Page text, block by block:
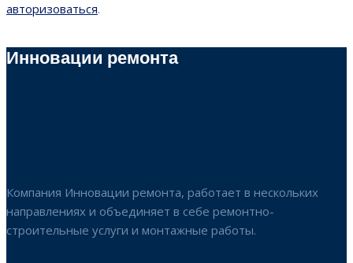
авторизоваться.
Инновации ремонта
Компания Инновации ремонта, работает в нескольких
направлениях и объединяет в себе ремонтно-
строительные услуги и монтажные работы.